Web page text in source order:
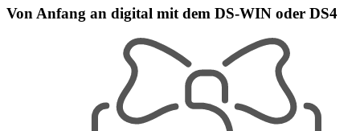
Von Anfang an digital mit dem DS-WIN oder DS4